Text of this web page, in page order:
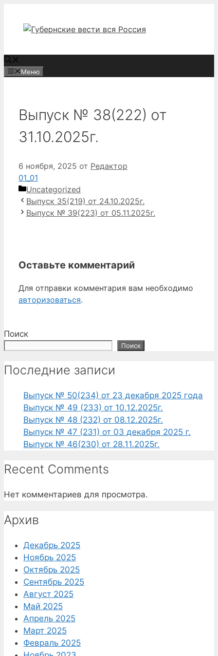
содержимому
Меню
Выпуск № 38(222) от
31.10.2025г.
6 ноября, 2025 от Редактор
01_01
Рубрики
Uncategorized
Выпуск 35(219) от 24.10.2025г.
Выпуск № 39(223) от 05.11.2025г.
Оставьте комментарий
Для отправки комментария вам необходимо
авторизоваться.
Поиск
Поиск
Последние записи
Выпуск № 50(234) от 23 декабря 2025 года
Выпуск № 49 (233) от 10.12.2025г.
Выпуск № 48 (232) от 08.12.2025г.
Выпуск № 47 (231) от 03 декабря 2025 г.
Выпуск № 46(230) от 28.11.2025г.
Recent Comments
Нет комментариев для просмотра.
Архив
Декабрь 2025
Ноябрь 2025
Октябрь 2025
Сентябрь 2025
Август 2025
Май 2025
Апрель 2025
Март 2025
Февраль 2025